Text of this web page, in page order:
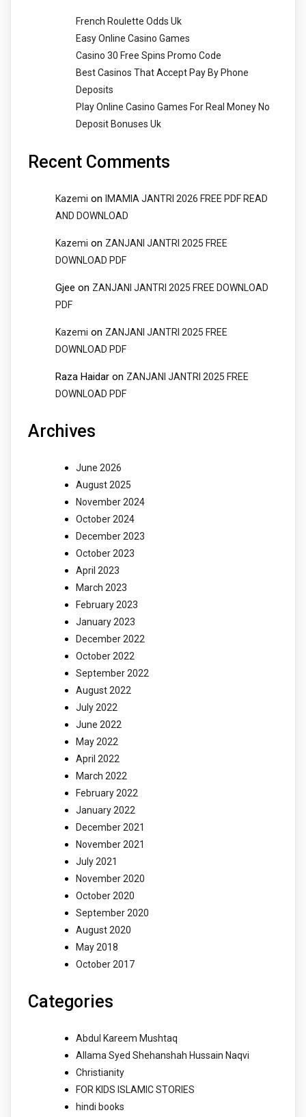
French Roulette Odds Uk
Easy Online Casino Games
Casino 30 Free Spins Promo Code
Best Casinos That Accept Pay By Phone
Deposits
Play Online Casino Games For Real Money No
Deposit Bonuses Uk
Recent Comments
Kazemi on IMAMIA JANTRI 2026 FREE PDF READ
AND DOWNLOAD
Kazemi on ZANJANI JANTRI 2025 FREE
DOWNLOAD PDF
Gjee on ZANJANI JANTRI 2025 FREE DOWNLOAD
PDF
Kazemi on ZANJANI JANTRI 2025 FREE
DOWNLOAD PDF
Raza Haidar on ZANJANI JANTRI 2025 FREE
DOWNLOAD PDF
Archives
June 2026
August 2025
November 2024
October 2024
December 2023
October 2023
April 2023
March 2023
February 2023
January 2023
December 2022
October 2022
September 2022
August 2022
July 2022
June 2022
May 2022
April 2022
March 2022
February 2022
January 2022
December 2021
November 2021
July 2021
November 2020
October 2020
September 2020
August 2020
May 2018
October 2017
Categories
Abdul Kareem Mushtaq
Allama Syed Shehanshah Hussain Naqvi
Christianity
FOR KIDS ISLAMIC STORIES
hindi books